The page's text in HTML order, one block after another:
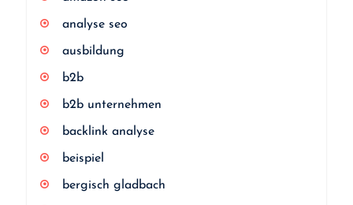
analyse seo
ausbildung
b2b
b2b unternehmen
backlink analyse
beispiel
bergisch gladbach